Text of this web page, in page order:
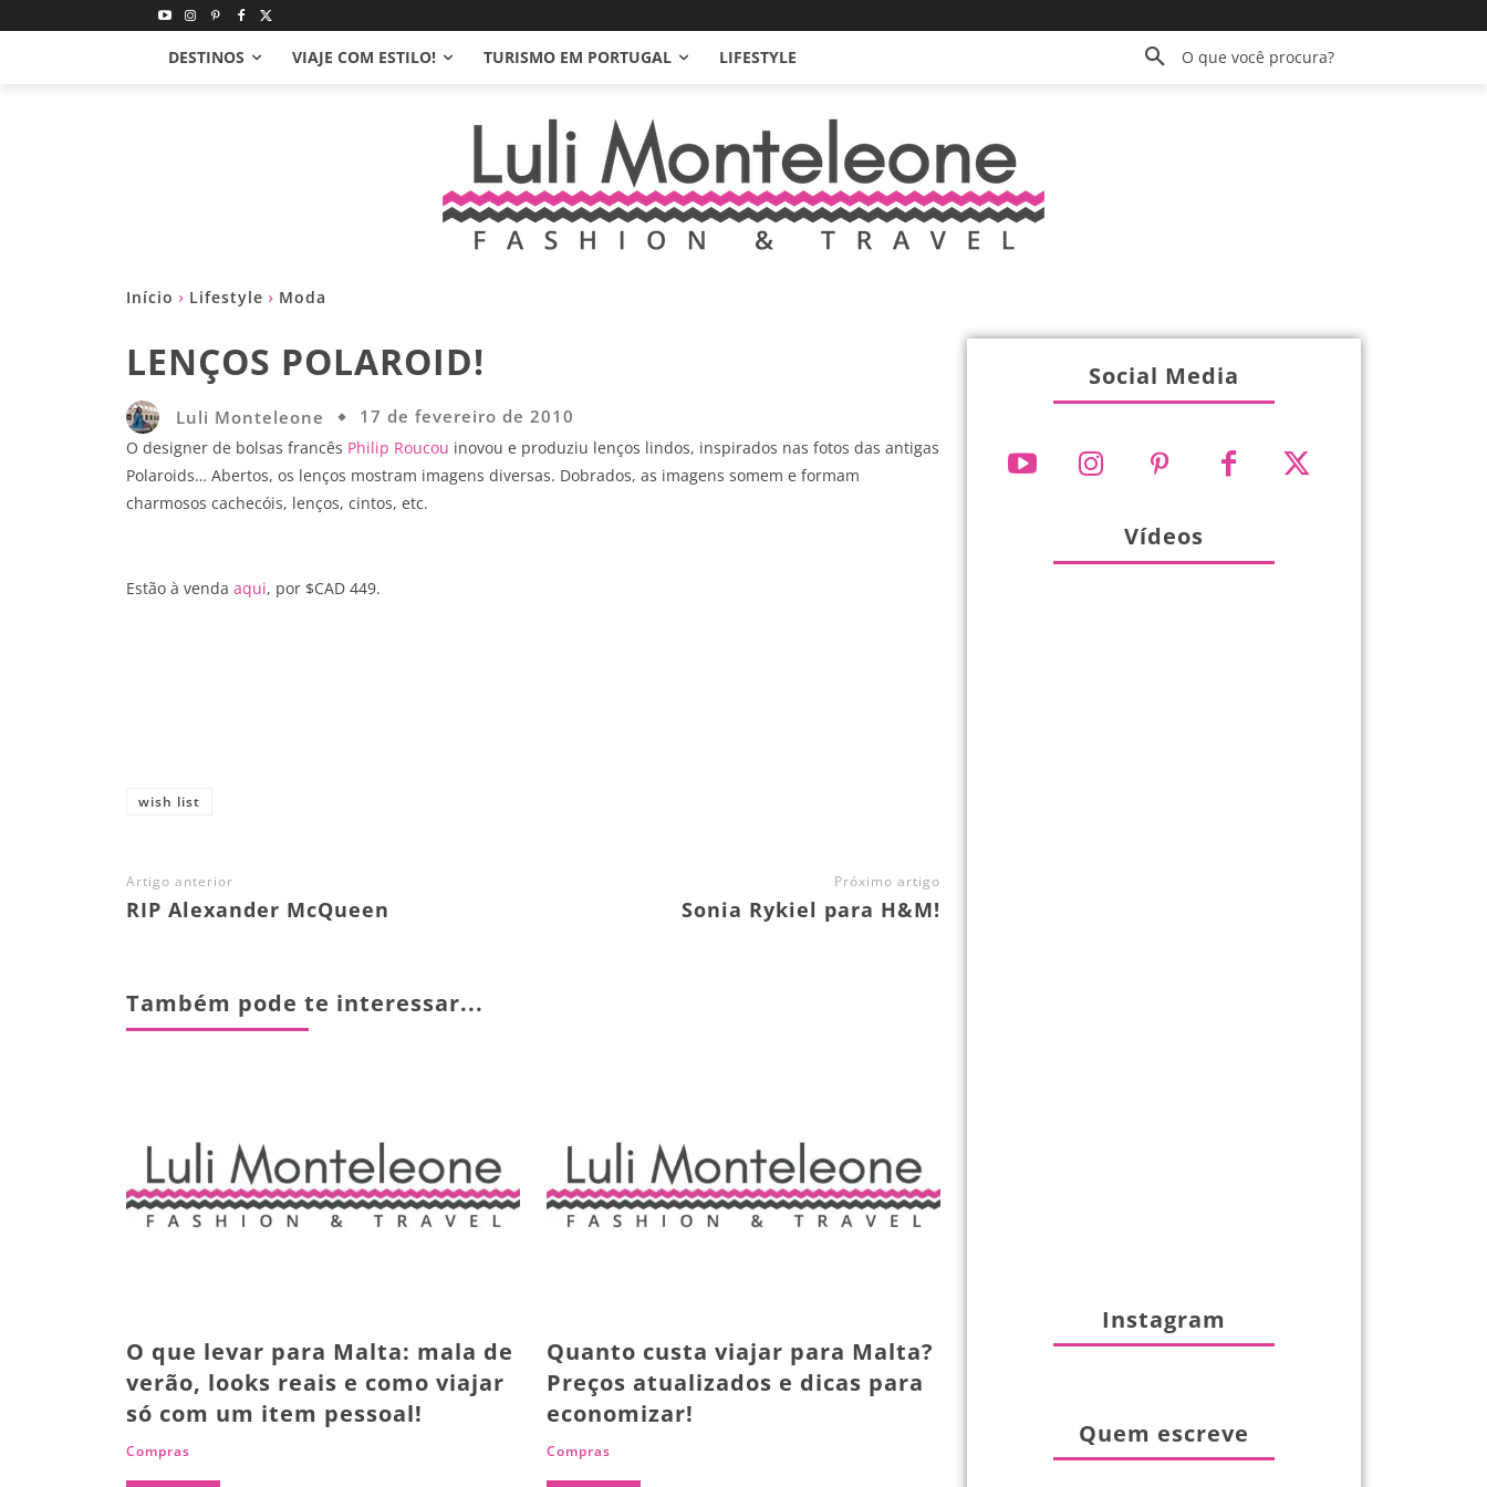
DESTINOS VIAJE COM ESTILO! TURISMO EM PORTUGAL LIFESTYLE O que você procura?
Início Lifestyle Moda
LENÇOS POLAROID!
Luli Monteleone 17 de fevereiro de 2010
O designer de bolsas francês Philip Roucou inovou e produziu lenços lindos, inspirados nas fotos das antigas
Polaroids… Abertos, os lenços mostram imagens diversas. Dobrados, as imagens somem e formam
charmosos cachecóis, lenços, cintos, etc.
Estão à venda aqui, por $CAD 449.
wish list
Artigo anterior
RIP Alexander McQueen
Próximo artigo
Sonia Rykiel para H&M!
Também pode te interessar...
O que levar para Malta: mala de
verão, looks reais e como viajar
só com um item pessoal!
Compras
Quanto custa viajar para Malta?
Preços atualizados e dicas para
economizar!
Compras
Social Media
Vídeos
Instagram
Quem escreve